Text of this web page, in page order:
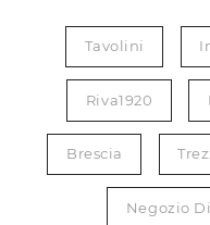
Tavolini
Riva1920
Brescia
Negozio